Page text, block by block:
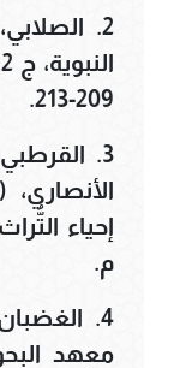
209-213.
3.
م.
4.
معهد